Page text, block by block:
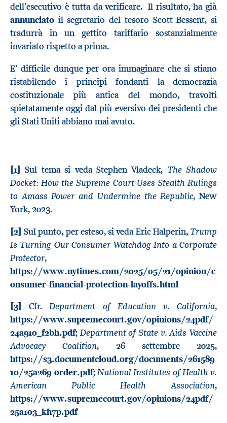
dell’esecutivo è tutta da verificare. Il risultato, ha già
annunciato il segretario del tesoro Scott Bessent, si
tradurrà in un gettito tariffario sostanzialmente
invariato rispetto a prima.
E’ difficile dunque per ora immaginare che si stiano
ristabilendo i principi fondanti la democrazia
costituzionale più antica del mondo, travolti
spietatamente oggi dal più eversivo dei presidenti che
gli Stati Uniti abbiano mai avuto.
[1] Sul tema si veda Stephen Vladeck, The Shadow
Docket: How the Supreme Court Uses Stealth Rulings
to Amass Power and Undermine the Republic, New
York, 2023.
[2] Sul punto, per esteso, si veda Eric Halperin, Trump
Is Turning Our Consumer Watchdog Into a Corporate
Protector,
https://www.nytimes.com/2025/05/21/opinion/c
onsumer-financial-protection-layoffs.html
[3]
Cfr.Department of Education v. California,
https://www.supremecourt.gov/opinions/24pdf/
24a910_f2bh.pdf; Department of State v. Aids Vaccine
Advocacy Coalition, 26 settembre 2025,
https://s3.documentcloud.org/documents/261589
10/25a269-order.pdf;National Institutes of Health v.
American Public Health Association,
https://www.supremecourt.gov/opinions/24pdf/
25a103_kh7p.pdf